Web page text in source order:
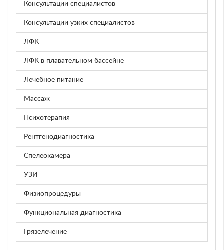
Консультации специалистов
Консультации узких специалистов
ЛФК
ЛФК в плавательном бассейне
Лечебное питание
Массаж
Психотерапия
Рентгенодиагностика
Спелеокамера
УЗИ
Физиопроцедуры
Функциональная диагностика
Грязелечение